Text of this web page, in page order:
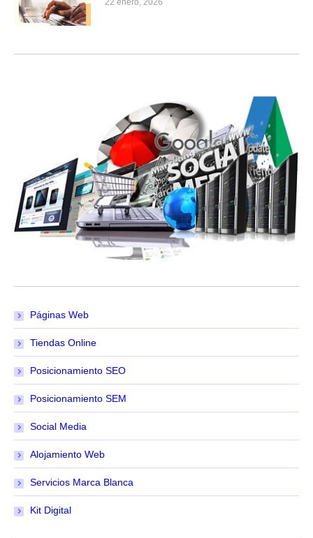
22 enero, 2026
Páginas Web
Tiendas Online
Posicionamiento SEO
Posicionamiento SEM
Social Media
Alojamiento Web
Servicios Marca Blanca
Kit Digital